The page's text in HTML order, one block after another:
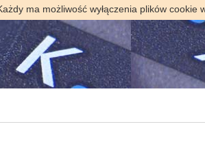
ma możliwość wyłączenia plików